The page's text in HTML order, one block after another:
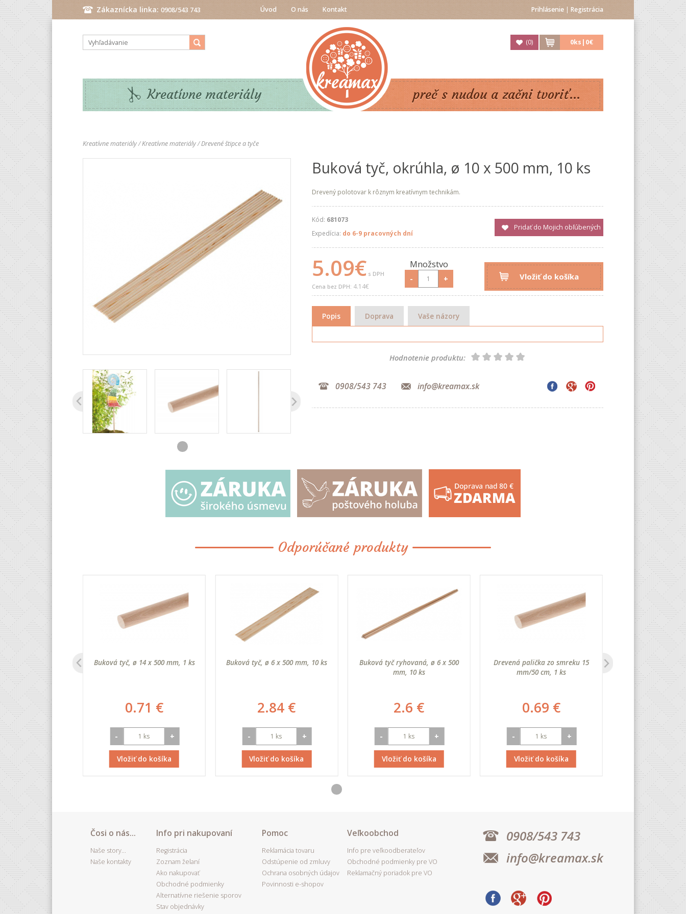
Zákaznícka linka: 0908/543 743 Prihlásenie | Registrácia
Úvod O nás Kontakt
(0) 0ks| 0€
Kreatívne materiály preč s nudou a začni tvoriť...
Kreatívne materiály/Kreatívne materiály/Drevené štipce a tyče
Buková tyč, okrúhla, ø 10 x 500 mm, 10 ks
Drevený polotovar k rôznym kreatívnym technikám.
Kód: 681073
Expedícia: do 6-9 pracovných dní
Pridať do Mojich obľúbených
5.09€ s DPH
Cena bez DPH: 4.14€
Množstvo
- + Vložiť do košíka
Popis Doprava Vaše názory
Hodnotenie produktu:
0908/543 743 info@kreamax.sk
Odporúčané produkty
zo smreku 15
cm, 1 ks
€
do košíka
Buková tyč, ø 14 x 500 mm, 1 ks
0.71 €
- +
Vložiť do košíka
Buková tyč, ø 6 x 500 mm, 10 ks
2.84 €
- +
Vložiť do košíka
Buková tyč ryhovaná, ø 6 x 500
mm, 10 ks
2.6 €
- +
Vložiť do košíka
Drevená palička zo smreku 15
mm/50 cm, 1 ks
0.69 €
- +
Vložiť do košíka
Buková tyč, ø 14 x
0.71
Vložiť do
Čosi o nás...
Naše story...
Naše kontakty
Info pri nakupovaní
Registrácia
Zoznam želaní
Ako nakupovať
Obchodné podmienky
Alternatívne riešenie sporov
Stav objednávky
Pomoc
Reklamácia tovaru
Odstúpenie od zmluvy
Ochrana osobných údajov
Povinnosti e-shopov
Veľkoobchod
Info pre veľkoodberateľov
Obchodné podmienky pre VO
Reklamačný poriadok pre VO
0908/543 743
info@kreamax.sk